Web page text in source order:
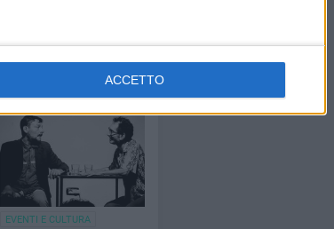
ACCETTO
EVENTI E CULTURA